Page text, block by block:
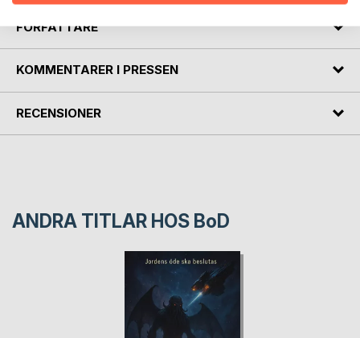
FÖRFATTARE
KOMMENTARER I PRESSEN
RECENSIONER
ANDRA TITLAR HOS BoD